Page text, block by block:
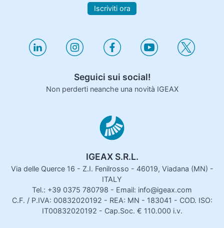
Iscriviti ora
Seguici sui social!
Non perderti neanche una novità IGEAX
IGEAX S.R.L.
Via delle Querce 16 - Z.I. Fenilrosso - 46019, Viadana (MN) -
ITALY
Tel.: +39 0375 780798 - Email: info@igeax.com
C.F. / P.IVA: 00832020192 - REA: MN - 183041 - COD. ISO:
IT00832020192 - Cap.Soc. € 110.000 i.v.